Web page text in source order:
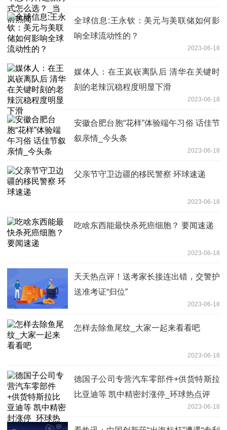
全球信息:王永钦：美元与美联储如何影
响全球流动性的？
2023-06-18
媒体人：在王岚嵚离队后 清华在关键时
刻的老辣沉稳程度明显下滑
2023-06-18
安徽合肥台胞“花样”体验端午习俗 话佳节
叙亲情_今头条
2023-06-18
父亲节守卫边疆的移民警察 环球速递
2023-06-18
吃啥东西能最快杀死癌细胞？ 要闻速递
2023-06-18
天天热点评！送考家长接连出错，交警护
送准考证“归位”
2023-06-18
怎样去除鱼尾纹_大家一起来看看吧
2023-06-18
德国子公司专营汽车零部件+供货特斯拉
比亚迪等 凯中精密封涨停_环球热点评
2023-06-18